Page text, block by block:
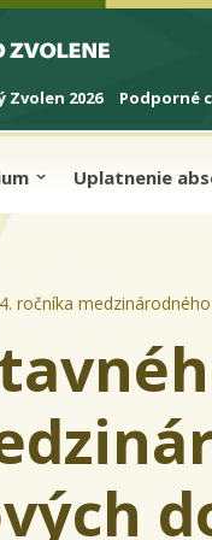
Zvolen 2026 Podporné
Uplatnenie
ročníka